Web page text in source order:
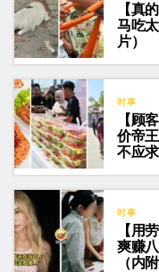
【真
马吃
片）
时事
【顾
价帝
不应
时事
【用
爽赚
（内